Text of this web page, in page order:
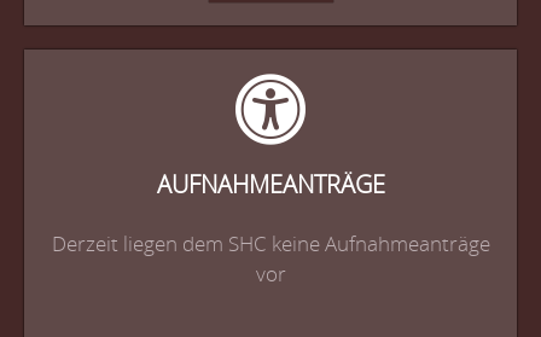
AUFNAHMEANTRÄGE
Derzeit liegen dem SHC keine Aufnahmeanträge
vor